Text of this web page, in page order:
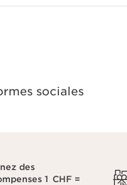
sociales
des
1 CHF =